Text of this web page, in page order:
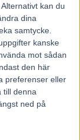
kan du
dina
samtycke.
kanske
mot sådan
den här
preferenser eller
till denna
ned på
220 000 intjänade
raka segern
1 Bruce
Orutinen
han bort sig direkt
kort innan
väl men trasslade
väldigt bra tid